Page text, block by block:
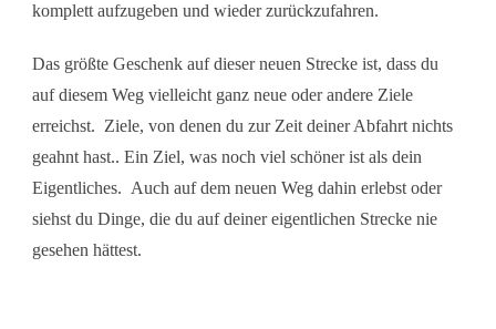
komplett aufzugeben und wieder zurückzufahren.
Das größte Geschenk auf dieser neuen Strecke ist, dass du
auf diesem Weg vielleicht ganz neue oder andere Ziele
erreichst. Ziele, von denen du zur Zeit deiner Abfahrt nichts
geahnt hast.. Ein Ziel, was noch viel schöner ist als dein
Eigentliches. Auch auf dem neuen Weg dahin erlebst oder
siehst du Dinge, die du auf deiner eigentlichen Strecke nie
gesehen hättest.